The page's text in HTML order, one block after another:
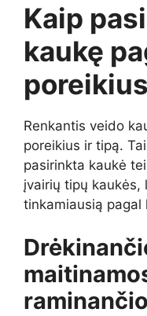
Kaip
kaukę
Renkantis veido
poreikius ir tipą.
pasirinkta kaukė
įvairių tipų kaukės,
tinkamiausią pagal